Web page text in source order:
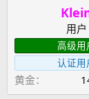
用户
高级用
认证用
黄金